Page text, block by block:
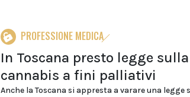
PROFESSIONE MEDICA
In Toscana presto legge sulla
cannabis a fini palliativi
Anche la Toscana si appresta a varare una legge